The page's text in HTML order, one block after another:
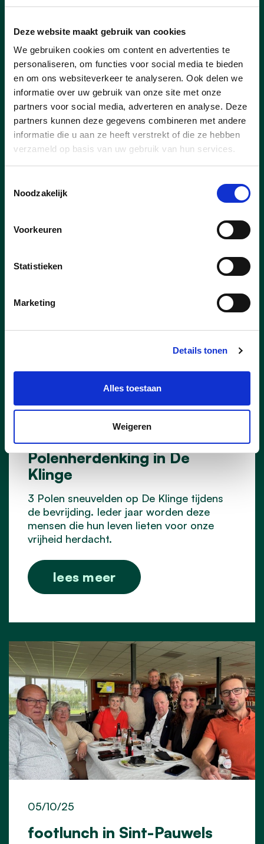
Deze website maakt gebruik van cookies
We gebruiken cookies om content en advertenties te
personaliseren, om functies voor social media te bieden
en om ons websiteverkeer te analyseren. Ook delen we
informatie over uw gebruik van onze site met onze
partners voor social media, adverteren en analyse. Deze
partners kunnen deze gegevens combineren met andere
informatie die u aan ze heeft verstrekt of die ze hebben
verzameld op basis van uw gebruik van hun services.
Noodzakelijk
Voorkeuren
Statistieken
Marketing
Details tonen
Alles toestaan
Weigeren
praatmaal 2025
19/10/25
Het praatmaal 2025 van cd&v was een
lees meer
Polenherdenking in De
Klinge
3 Polen sneuvelden op De Klinge tijdens
de bevrijding. Ieder jaar worden deze
mensen die hun leven lieten voor onze
vrijheid herdacht.
lees meer
footlunch in Sint-Pauwels
05/10/25